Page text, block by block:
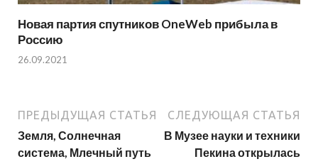
Новая партия спутников OneWeb прибыла в
Россию
26.09.2021
ПРЕДЫДУЩАЯ СТАТЬЯ
Земля, Солнечная
система, Млечный путь
СЛЕДУЮЩАЯ СТАТЬЯ
В Музее науки и техники
Пекина открылась